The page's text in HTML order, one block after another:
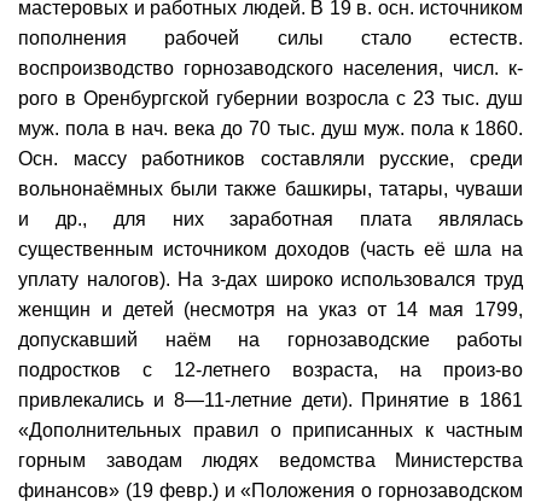
мастеровых и работных людей. В 19 в. осн. источником
пополнения рабочей силы стало естеств.
воспроизводство горнозаводского населения, числ. к-
рого в Оренбургской губернии возросла с 23 тыс. душ
муж. пола в нач. века до 70 тыс. душ муж. пола к 1860.
Осн. массу работников составляли русские, среди
вольнонаёмных были также башкиры, татары, чуваши
и др., для них заработная плата являлась
существенным источником доходов (часть её шла на
уплату налогов). На з-дах широко использовался труд
женщин и детей (несмотря на указ от 14 мая 1799,
допускавший наём на горнозаводские работы
подростков с 12-летнего возраста, на произ-во
привлекались и 8—11-летние дети). Принятие в 1861
«Дополнительных правил о приписанных к частным
горным заводам людях ведомства Министерства
финансов» (19 февр.) и «Положения о горнозаводском